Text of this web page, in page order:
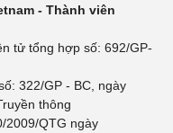
- Thành viên
tử tổng hợp số: 692/GP-
322/GP - BC, ngày
thông
2009/QTG ngày